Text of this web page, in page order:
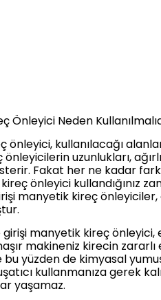
Önleyici Neden
önleyici, kullanılacağı
uzunlukları,
Fakat her ne kadar
önleyici kullandığınız
manyetik kireç
manyetik kireç önleyici,
makineniz kirecin
yüzden de kimyasal
kullanmanıza gerek
yaşamaz.